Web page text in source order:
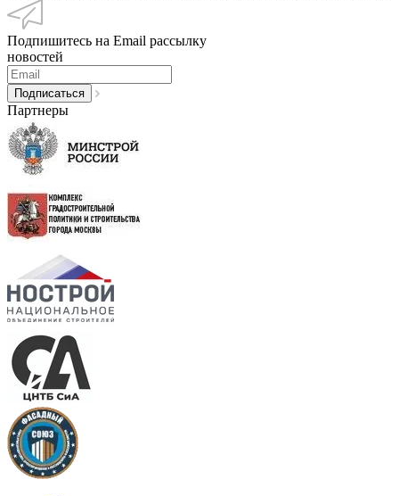
Подпишитесь на Email рассылку
новостей
Партнеры